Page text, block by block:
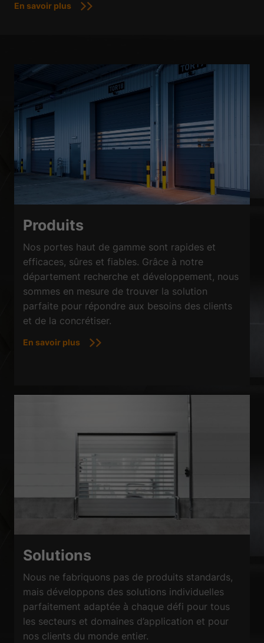
En savoir plus
Produits
Nos portes haut de gamme sont rapides et
efficaces, sûres et fiables. Grâce à notre
département recherche et développement, nous
sommes en mesure de trouver la solution
parfaite pour répondre aux besoins des clients
et de la concrétiser.
En savoir plus
Solutions
Nous ne fabriquons pas de produits standards,
mais développons des solutions individuelles
parfaitement adaptée à chaque défi pour tous
les secteurs et domaines d’application et pour
nos clients du monde entier.